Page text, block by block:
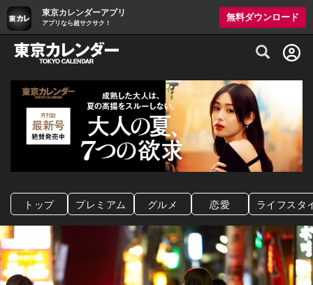
東京カレンダーアプリ
アプリなら超サクサク！
無料ダウンロード
グルメ情報・プレミアムレストラン予約
トップ プレミアム グルメ 恋愛 ライフスタ